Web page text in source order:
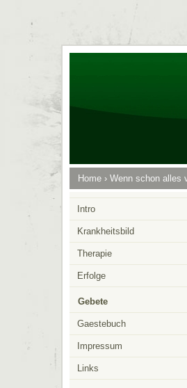
Home › Wenn schon alles
Intro
Krankheitsbild
Therapie
Erfolge
Gebete
Gaestebuch
Impressum
Links